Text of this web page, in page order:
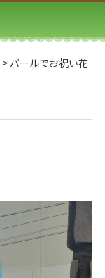
> バールでお祝い花